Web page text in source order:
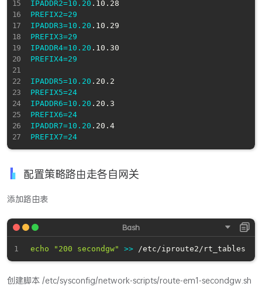
IPADDR2=10.20
PREFIX2=29
IPADDR3=10.20
PREFIX3=29
IPADDR4=10.20
PREFIX4=29
IPADDR5=10.20
PREFIX5=24
IPADDR6=10.20
PREFIX6=24
IPADDR7=10.20
PREFIX7=24
配置策略路由走各自网关
添加路由表
echo "200 secondgw" >>
创建脚本 /etc/sysconfig/network-scripts/route-em1-secondgw.sh